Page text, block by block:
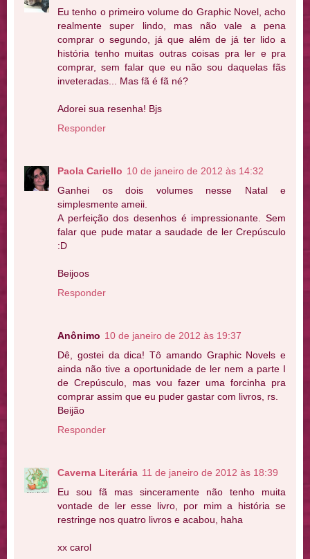
Eu tenho o primeiro volume do Graphic Novel, acho
realmente super lindo, mas não vale a pena
comprar o segundo, já que além de já ter lido a
história tenho muitas outras coisas pra ler e pra
comprar, sem falar que eu não sou daquelas fãs
inveteradas... Mas fã é fã né?
Adorei sua resenha! Bjs
Responder
Paola Cariello 10 de janeiro de 2012 às 14:32
Ganhei os dois volumes nesse Natal e
simplesmente ameii.
A perfeição dos desenhos é impressionante. Sem
falar que pude matar a saudade de ler Crepúsculo
:D
Beijoos
Responder
Anônimo 10 de janeiro de 2012 às 19:37
Dê, gostei da dica! Tô amando Graphic Novels e
ainda não tive a oportunidade de ler nem a parte I
de Crepúsculo, mas vou fazer uma forcinha pra
comprar assim que eu puder gastar com livros, rs.
Beijão
Responder
Caverna Literária 11 de janeiro de 2012 às 18:39
Eu sou fã mas sinceramente não tenho muita
vontade de ler esse livro, por mim a história se
restringe nos quatro livros e acabou, haha
xx carol